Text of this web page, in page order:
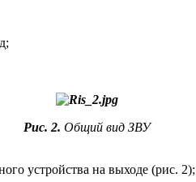
Рис. 2. Общий вид ЗВУ
устройства на выходе (рис. 2);